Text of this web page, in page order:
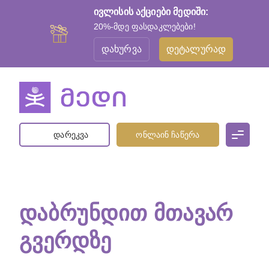
ივლისის აქციები მედიში:
20%-მდე ფასდაკლებები!
დახურვა დეტალურად
დარეკვა ონლაინ ჩაწერა
ᲓᲐᲑᲠᲣᲜᲓᲘᲗ ᲛᲗᲐᲕᲐᲠ
ᲒᲕᲔᲠᲓᲖᲔ